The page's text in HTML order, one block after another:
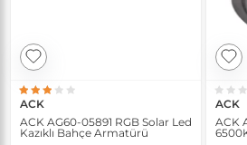
ACK
ACK AG60-05891 RGB Solar Led
Kazıklı Bahçe Armatürü
ACK
ACK